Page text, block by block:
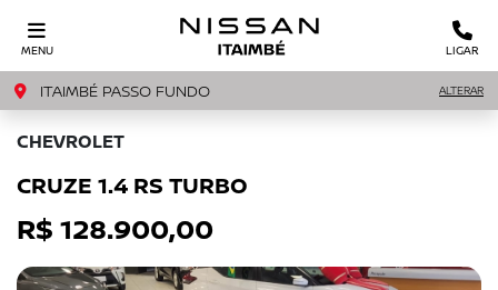
MENU LIGAR
ITAIMBÉ PASSO FUNDO ALTERAR
CHEVROLET
CRUZE 1.4 RS TURBO
R$ 128.900,00